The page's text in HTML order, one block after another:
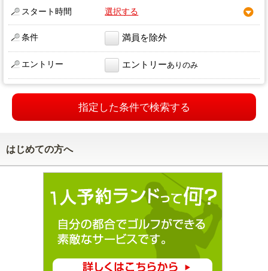
スタート時間 選択する
条件 満員を除外
エントリー エントリーありのみ
指定した条件で検索する
はじめての方へ